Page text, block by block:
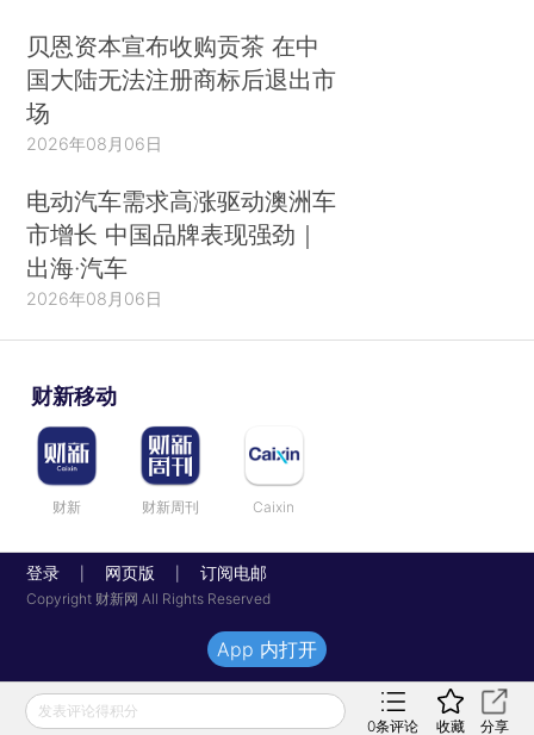
贝恩资本宣布收购贡茶 在中
国大陆无法注册商标后退出市
场
2026年08月06日
电动汽车需求高涨驱动澳洲车
市增长 中国品牌表现强劲｜
出海·汽车
2026年08月06日
财新移动
财新 财新周刊 Caixin
登录 网页版 订阅电邮
Copyright 财新网 All Rights Reserved
发表评论得积分
0条评论 收藏 分享
App 内打开